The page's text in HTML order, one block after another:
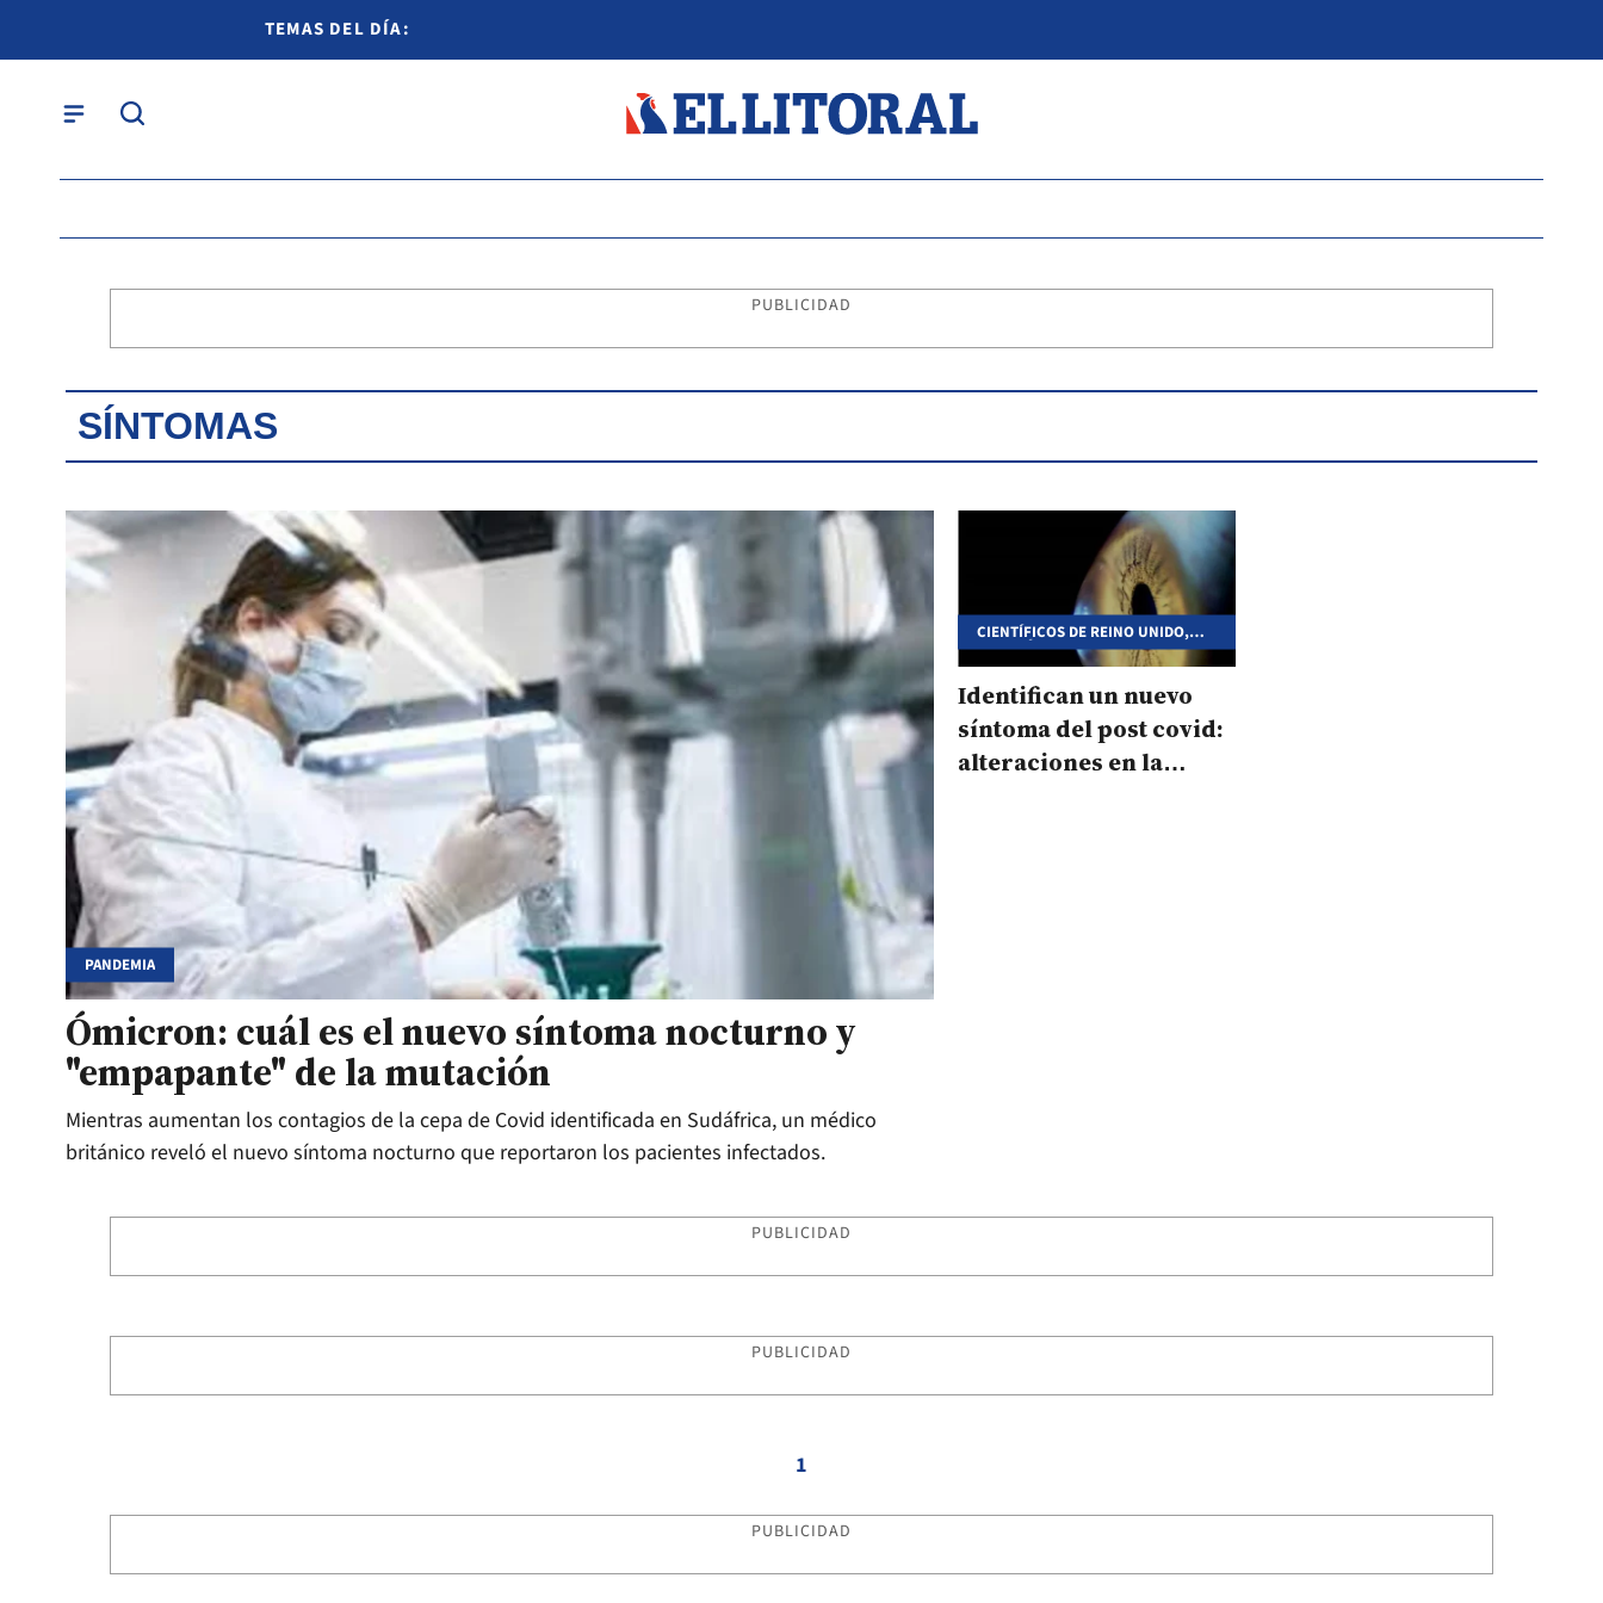
TEMAS DEL DÍA:
PUBLICIDAD
SÍNTOMAS
PANDEMIA
Ómicron: cuál es el nuevo síntoma nocturno y
"empapante" de la mutación
Mientras aumentan los contagios de la cepa de Covid identificada en Sudáfrica, un médico
británico reveló el nuevo síntoma nocturno que reportaron los pacientes infectados.
CIENTÍFICOS DE REINO UNIDO,
TURQUÍA Y QATAR
Identifican un nuevo
síntoma del post covid:
alteraciones en la
PUBLICIDAD
PUBLICIDAD
1
PUBLICIDAD